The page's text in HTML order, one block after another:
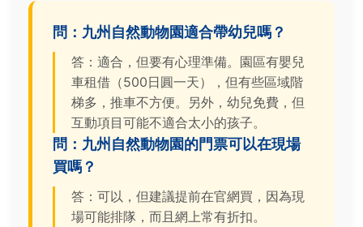
問：九州自然動物園適合帶幼兒嗎？
答：適合，但要有心理準備。園區有嬰兒
車租借（500日圓一天），但有些區域階
梯多，推車不方便。另外，幼兒免費，但
互動項目可能不適合太小的孩子。
問：九州自然動物園的門票可以在現場
買嗎？
答：可以，但建議提前在官網買，因為現
場可能排隊，而且網上常有折扣。